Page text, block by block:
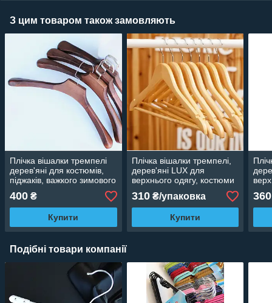
З цим товаром також замовляють
Плічка вішалки тремпелі
дерев'яні для костюмів,
піджаків, важкого зимового
верхнього одягу, 45 см
400 ₴
Купити
Плічка вішалки тремпелі,
дерев'яні LUX для
верхнього одягу, костюми
лаковані 5 шт., 44 см
310₴/упаковка
Купити
44
360
Подібні товари компанії